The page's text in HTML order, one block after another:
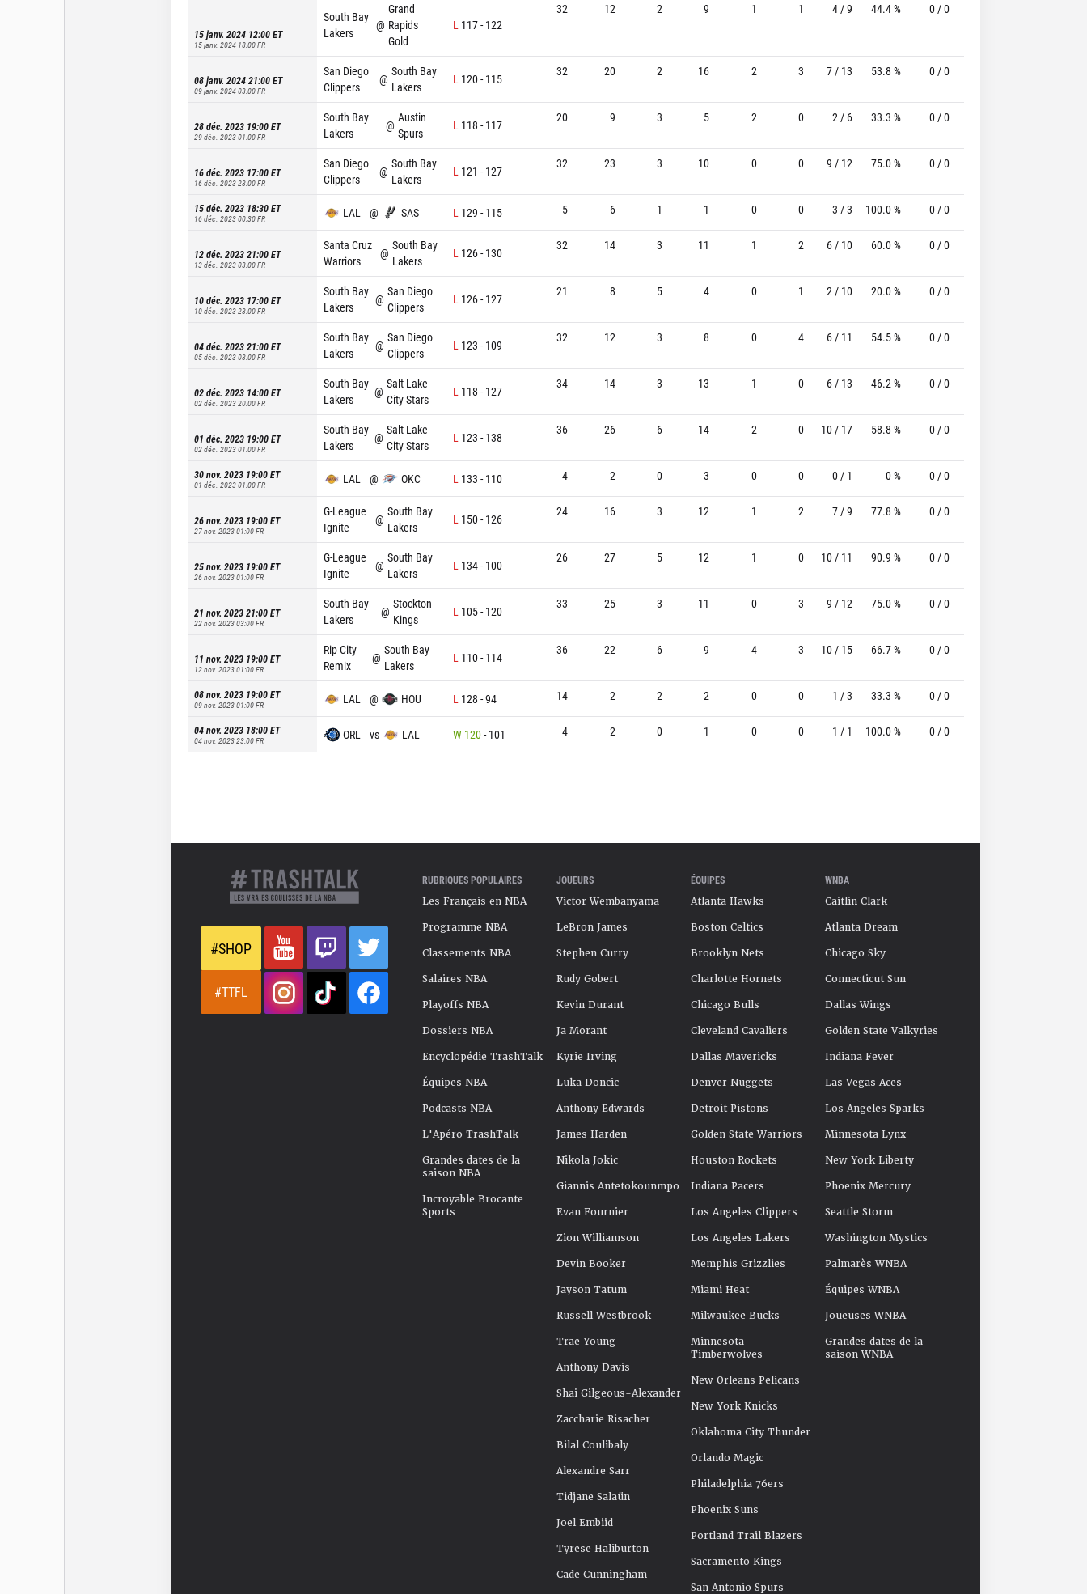
15 janv. 2024 12:00ET
15 janv. 2024 18:00FR
South Bay
Lakers
@
Grand
Rapids
Gold
L 117- 122
32 12 2 9 1 1 4 / 9 44.4 % 0 / 0
08 janv. 2024 21:00ET
09 janv. 2024 03:00FR
San Diego
Clippers
@
South Bay
Lakers
L 120- 115
32 20 2 16 2 3 7 / 13 53.8 % 0 / 0
28 déc. 2023 19:00ET
29 déc. 2023 01:00FR
South Bay
Lakers
@
Austin
Spurs
L 118 - 117
20 9 3 5 2 0 2 / 6 33.3 % 0 / 0
16 déc. 2023 17:00ET
16 déc. 2023 23:00FR
San Diego
Clippers
@
South Bay
Lakers
L 121 - 127
32 23 3 10 0 0 9 / 12 75.0 % 0 / 0
15 déc. 2023 18:30ET
16 déc. 2023 00:30FR LAL @ SAS L 129 - 115 5 6 1 1 0 0 3 / 3 100.0 % 0 / 0
12 déc. 2023 21:00ET
13 déc. 2023 03:00FR
Santa Cruz
Warriors
@
South Bay
Lakers
L 126- 130
32 14 3 11 1 2 6 / 10 60.0 % 0 / 0
10 déc. 2023 17:00ET
10 déc. 2023 23:00FR
South Bay
Lakers
@
San Diego
Clippers
L 126- 127
21 8 5 4 0 1 2 / 10 20.0 % 0 / 0
04 déc. 2023 21:00ET
05 déc. 2023 03:00FR
South Bay
Lakers
@
San Diego
Clippers
L 123 - 109
32 12 3 8 0 4 6 / 11 54.5 % 0 / 0
02 déc. 2023 14:00ET
02 déc. 2023 20:00FR
South Bay
Lakers
@
Salt Lake
City Stars
L 118 - 127
34 14 3 13 1 0 6 / 13 46.2 % 0 / 0
01 déc. 2023 19:00ET
02 déc. 2023 01:00FR
South Bay
Lakers
@
Salt Lake
City Stars
L 123 - 138
36 26 6 14 2 0 10 / 17 58.8 % 0 / 0
30 nov. 2023 19:00ET
01 déc. 2023 01:00FR LAL @ OKC L 133 - 110 4 2 0 3 0 0 0 / 1 0 % 0 / 0
26 nov. 2023 19:00ET
27 nov. 2023 01:00FR
G-League
Ignite
@
South Bay
Lakers
L 150- 126
24 16 3 12 1 2 7 / 9 77.8 % 0 / 0
25 nov. 2023 19:00ET
26 nov. 2023 01:00FR
G-League
Ignite
@
South Bay
Lakers
L 134- 100
26 27 5 12 1 0 10 / 11 90.9 % 0 / 0
21 nov. 2023 21:00ET
22 nov. 2023 03:00FR
South Bay
Lakers
@
Stockton
Kings
L 105- 120
33 25 3 11 0 3 9 / 12 75.0 % 0 / 0
11 nov. 2023 19:00ET
12 nov. 2023 01:00FR
Rip City
Remix
@
South Bay
Lakers
L 110- 114
36 22 6 9 4 3 10 / 15 66.7 % 0 / 0
08 nov. 2023 19:00ET
09 nov. 2023 01:00FR LAL @ HOU L 128 -94 14 2 2 2 0 0 1 / 3 33.3 % 0 / 0
04 nov. 2023 18:00ET
04 nov. 2023 23:00FR ORL vs LAL W 120- 101 4 2 0 1 0 0 1 / 1 100.0 % 0 / 0
#SHOP
#TTFL
RUBRIQUES POPULAIRES
Les Français en NBA
Programme NBA
Classements NBA
Salaires NBA
Playoffs NBA
Dossiers NBA
Encyclopédie TrashTalk
Équipes NBA
Podcasts NBA
L'Apéro TrashTalk
Grandes dates de la
saison NBA
Incroyable Brocante
Sports
JOUEURS
Victor Wembanyama
LeBron James
Stephen Curry
Rudy Gobert
Kevin Durant
Ja Morant
Kyrie Irving
Luka Doncic
Anthony Edwards
James Harden
Nikola Jokic
Giannis Antetokounmpo
Evan Fournier
Zion Williamson
Devin Booker
Jayson Tatum
Russell Westbrook
Trae Young
Anthony Davis
Shai Gilgeous-Alexander
Zaccharie Risacher
Bilal Coulibaly
Alexandre Sarr
Tidjane Salaün
Joel Embiid
Tyrese Haliburton
Cade Cunningham
ÉQUIPES
Atlanta Hawks
Boston Celtics
Brooklyn Nets
Charlotte Hornets
Chicago Bulls
Cleveland Cavaliers
Dallas Mavericks
Denver Nuggets
Detroit Pistons
Golden State Warriors
Houston Rockets
Indiana Pacers
Los Angeles Clippers
Los Angeles Lakers
Memphis Grizzlies
Miami Heat
Milwaukee Bucks
Minnesota
Timberwolves
New Orleans Pelicans
New York Knicks
Oklahoma City Thunder
Orlando Magic
Philadelphia 76ers
Phoenix Suns
Portland Trail Blazers
Sacramento Kings
San Antonio Spurs
WNBA
Caitlin Clark
Atlanta Dream
Chicago Sky
Connecticut Sun
Dallas Wings
Golden State Valkyries
Indiana Fever
Las Vegas Aces
Los Angeles Sparks
Minnesota Lynx
New York Liberty
Phoenix Mercury
Seattle Storm
Washington Mystics
Palmarès WNBA
Équipes WNBA
Joueuses WNBA
Grandes dates de la
saison WNBA